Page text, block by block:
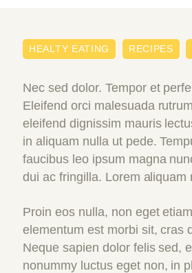
HEALTY EATING RECIPES
Nec sed dolor. Tempor et
Eleifend orci malesuada
eleifend dignissim mauris
in aliquam nulla ut pede.
faucibus leo ipsum magna
dui ac fringilla. Lorem aliquam
Proin eos nulla, non eget
elementum est morbi sit, cras
Neque sapien dolor felis sed,
nonummy luctus eget non, in